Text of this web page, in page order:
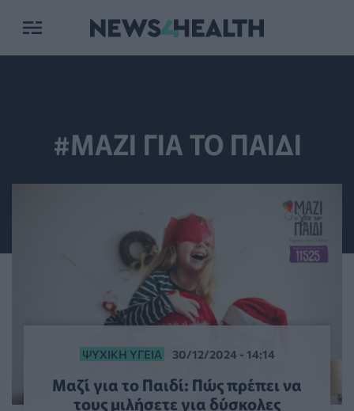
#ΜΑΖΙ ΓΙΑ ΤΟ ΠΑΙΔΙ
ΨΥΧΙΚΉ ΥΓΕΊΑ 30/12/2024 - 14:14
Μαζί για το Παιδί: Πώς πρέπει να
τους μιλήσετε για δύσκολες